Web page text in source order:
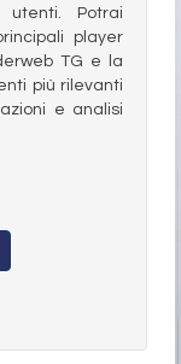
Potrai
player
TG e la
più rilevanti
e analisi